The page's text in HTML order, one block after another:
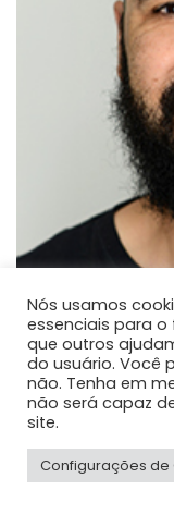
Paulo
PROFESSOR DE
Atualmente é
Nós usamos
essenciais para
que outros
do usuário. Você
não. Tenha em
não será capaz
site.
Configurações de